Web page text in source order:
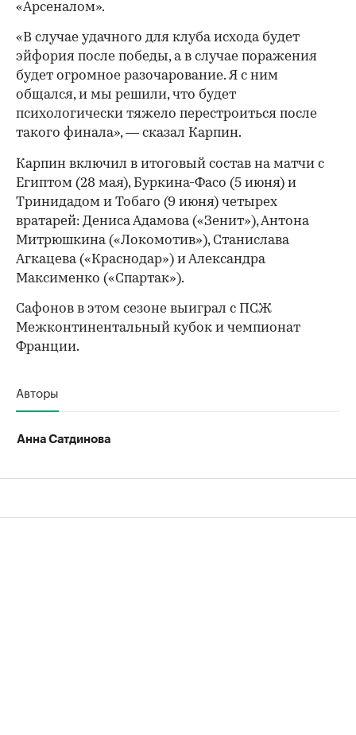
«Арсеналом».
«В случае удачного для клуба исхода будет
эйфория после победы, а в случае поражения
будет огромное разочарование. Я с ним
общался, и мы решили, что будет
психологически тяжело перестроиться после
такого финала», — сказал Карпин.
00:00
Карпин включил в итоговый состав на матчи с
Египтом (28 мая), Буркина-Фасо (5 июня) и
Тринидадом и Тобаго (9 июня) четырех
вратарей: Дениса Адамова («Зенит»), Антона
Митрюшкина («Локомотив»), Станислава
Агкацева («Краснодар») и Александра
Максименко («Спартак»).
Сафонов в этом сезоне выиграл с ПСЖ
Межконтинентальный кубок и чемпионат
Франции.
Авторы
Анна Сатдинова